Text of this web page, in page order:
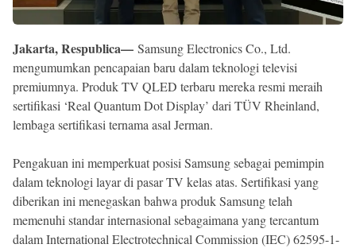
Jakarta, Respublica— Samsung Electronics Co., Ltd.
mengumumkan pencapaian baru dalam teknologi televisi
premiumnya. Produk TV QLED terbaru mereka resmi meraih
sertifikasi ‘Real Quantum Dot Display’ dari TÜV Rheinland,
lembaga sertifikasi ternama asal Jerman.
Pengakuan ini memperkuat posisi Samsung sebagai pemimpin
dalam teknologi layar di pasar TV kelas atas. Sertifikasi yang
diberikan ini menegaskan bahwa produk Samsung telah
memenuhi standar internasional sebagaimana yang tercantum
dalam International Electrotechnical Commission (IEC) 62595-1-